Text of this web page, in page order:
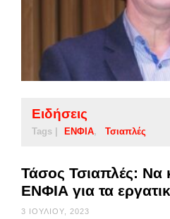
Ειδήσεις
Tags | ΕΝΦΙΑ Τσιαπλές
Τάσος Τσιαπλές: Να
ΕΝΦΙΑ για τα
3 ΙΟΥΛΊΟΥ, 2023